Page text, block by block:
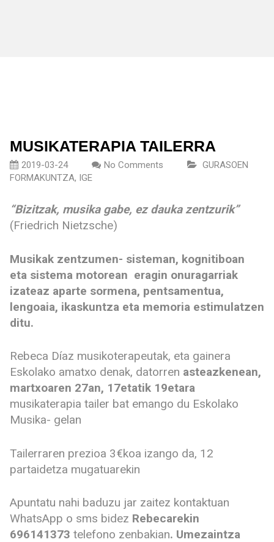
MUSIKATERAPIA TAILERRA
2019-03-24 No Comments
GURASOEN
FORMAKUNTZA, IGE
“Bizitzak, musika gabe, ez dauka zentzurik”
(Friedrich Nietzsche)
Musikak zentzumen- sisteman, kognitiboan
eta sistema motorean eragin onuragarriak
izateaz aparte sormena, pentsamentua,
lengoaia, ikaskuntza eta memoria estimulatzen
ditu.
Rebeca Díaz musikoterapeutak, eta gainera
Eskolako amatxo denak, datorren asteazkenean,
martxoaren 27an, 17etatik 19etara
musikaterapia tailer bat emango du Eskolako
Musika- gelan
Tailerraren prezioa 3€koa izango da, 12
partaidetza mugatuarekin
Apuntatu nahi baduzu jar zaitez kontaktuan
WhatsApp o sms bidez Rebecarekin
696141373 telefono zenbakian. Umezaintza